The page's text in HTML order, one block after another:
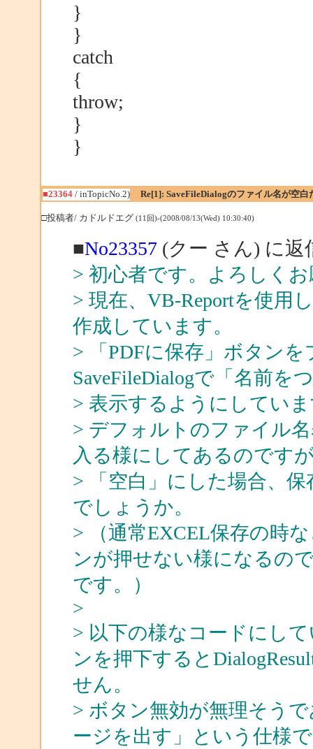
}
}
catch
{
throw;
}
}
■23364/ inTopicNo.2) Re[1]: SaveFileDialogのファイル名が空白
□投稿者/ カドルドエグ (11回)-(2008/08/13(Wed) 10:30:40)
■No23357(クー さん) に返
> 初心者です。よろしく
> 現在、VB-Reportを使用
作成しています。
> 「PDFに保存」ボタン
SaveFileDialogで「名前を
> 表示するようにしてい
> デフォルトのファイル
入る様にしてあるのです
> 「空白」にした場合、
でしょうか。
> （通常EXCEL保存の時
ンが押せない様になるの
です。）
>
> 以下の様なコードにし
ンを押下すると
せん。
> ボタン無効が無理そう
ージを出す」という仕様